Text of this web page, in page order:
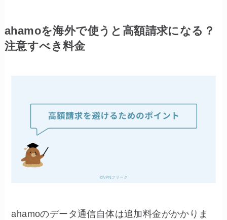
ahamoを海外で使うと高額請求になる？
注意すべき料金
ahamoのデータ通信自体は追加料金がかかりま